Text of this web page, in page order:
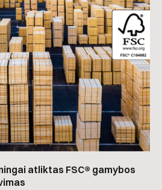
atliktas FSC® gamybos